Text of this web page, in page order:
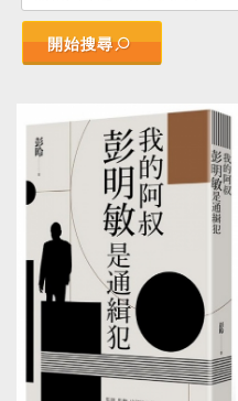
開始搜尋